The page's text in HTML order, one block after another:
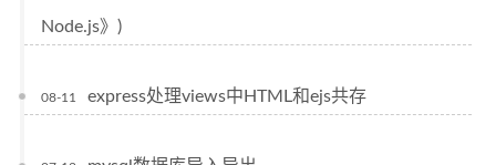
Node.js》)
08-11 express处理views中HTML和ejs共存